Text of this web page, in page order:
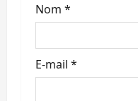
Nom *
E-mail *